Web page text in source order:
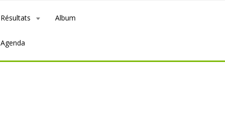
Résultats Album
Agenda